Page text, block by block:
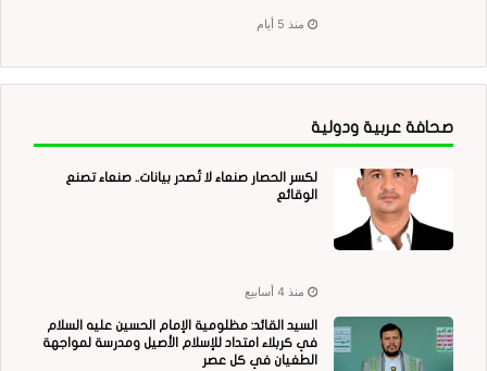
منذ 5 أيام
صحافة عربية ودولية
لكسر الحصار صنعاء لا تُصدر بيانات.. صنعاء تصنع
الوقائع
منذ 4 أسابيع
السيد القائد: مظلومية الإمام الحسين عليه السلام
في كربلاء امتداد للإسلام الأصيل ومدرسة لمواجهة
الطغيان في كل عصر